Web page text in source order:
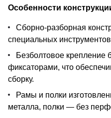
Особенности
Сборно-разборная
специальных
Безболтовое крепление
фиксаторами, что
сборку.
Рамы и полки
металла, полки — без